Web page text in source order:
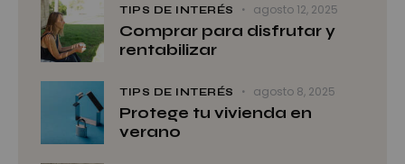
TIPS DE INTERÉS agosto 12, 2025
Comprar para disfrutar y
rentabilizar
TIPS DE INTERÉS agosto 8, 2025
Protege tu vivienda en
verano